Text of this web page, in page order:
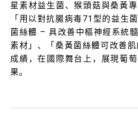
星素材益生菌、猴頭菇與桑黃
「用以對抗腸病毒71 型的益生
菌絲體 – 具改善中樞神經系統
素材」、「桑黃菌絲體可改善
成績，在國際舞台上，展現葡
果。